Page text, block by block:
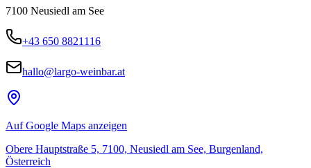
7100 Neusiedl am See
+43 650 8821116
hallo@largo-weinbar.at
Auf Google Maps anzeigen
Obere Hauptstraße 5, 7100, Neusiedl am See, Burgenland,
Österreich